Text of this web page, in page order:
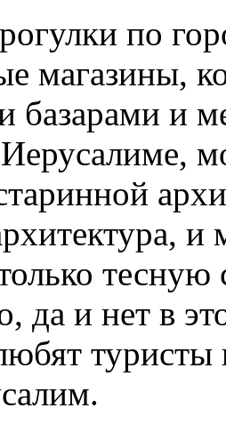
по
магазины,
базарами и
Иерусалиме,
тесную
да и нет в